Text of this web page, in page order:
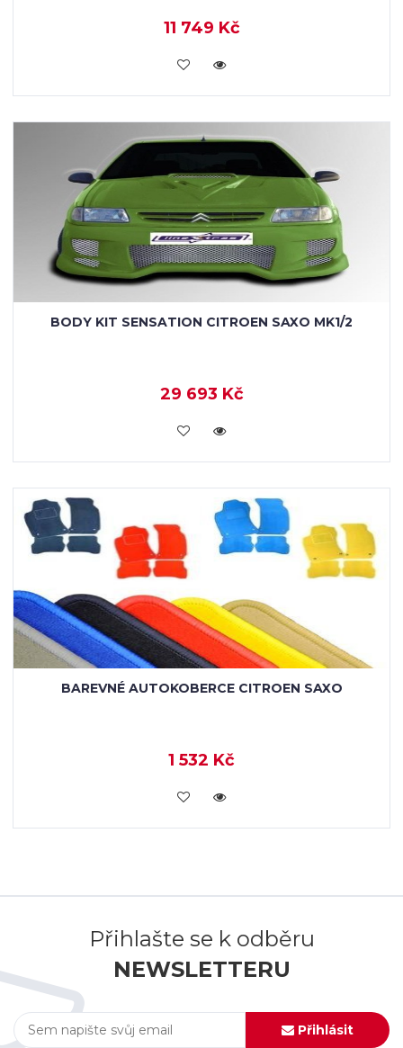
11 749 Kč
KOUPIT
BODY KIT SENSATION CITROEN SAXO MK1/2
29 693 Kč
KOUPIT
BAREVNÉ AUTOKOBERCE CITROEN SAXO
1 532 Kč
KOUPIT
Přihlašte se k odběru
NEWSLETTERU
Přihlásit